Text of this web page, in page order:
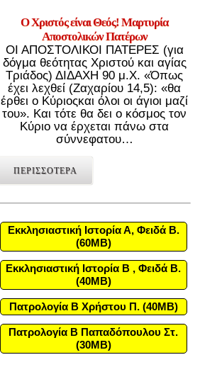
Ο Χριστός είναι Θεός! Μαρτυρία
Αποστολικών Πατέρων
ΟΙ ΑΠΟΣΤΟΛΙΚΟΙ ΠΑΤΕΡΕΣ (για
δόγμα θεότητας Χριστού και αγίας
Τριάδος) ΔΙΔΑΧΗ 90 μ.Χ. «Όπως
έχει λεχθεί (Ζαχαρίου 14,5): «θα
έρθει ο Κύριοςκαι όλοι οι άγιοι μαζί
του». Και τότε θα δει ο κόσμος τον
Κύριο να έρχεται πάνω στα
σύννεφατου…
ΠΕΡΙΣΣΟΤΕΡΑ
Εκκλησιαστική Ιστορία Α, Φειδά Β.
(60MB)
Εκκλησιαστική Ιστορία Β , Φειδά Β.
(40MB)
Πατρολογία Β Χρήστου Π. (40MB)
Πατρολογία Β Παπαδόπουλου Στ.
(30MB)